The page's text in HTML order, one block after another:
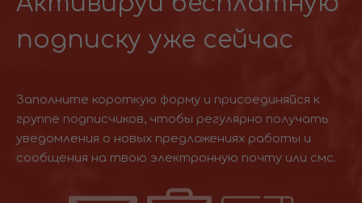
подписку уже сейчас
Заполните короткую форму и присоединяйся к
группе подписчиков, чтобы регулярно получать
уведомления о новых предложениях работы и
сообщения на твою электронную почту или смс.